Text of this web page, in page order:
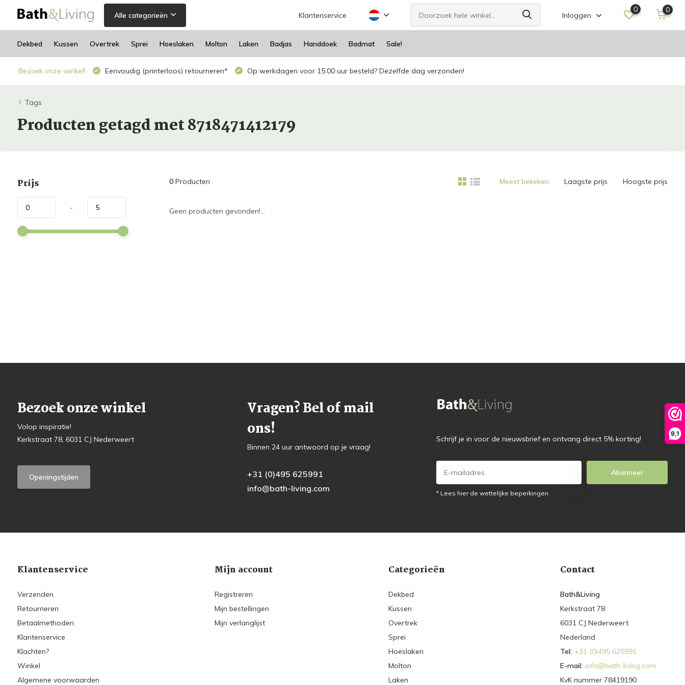
9,1
Alle categorieën Klantenservice Inloggen
0 0
Dekbed Kussen Overtrek Sprei Hoeslaken Molton Laken Badjas Handdoek Badmat Sale!
Bezoek onze winkel! Eenvoudig (printerloos) retourneren* Op werkdagen voor 15.00 uur besteld? Dezelfde dag verzonden!
Tags
Producten getagd met 8718471412179
Prijs
-
0Producten Meest bekeken Laagste prijs Hoogste prijs
Geen producten gevonden!...
Bezoek onze winkel
Volop inspiratie!
Kerkstraat 78, 6031 CJ Nederweert
Openingstijden
Vragen? Bel of mail
ons!
Binnen 24 uur antwoord op je vraag!
+31 (0)495 625991
info@bath-living.com
Schrijf je in voor de nieuwsbrief en ontvang direct 5% korting!
Abonneer
* Lees hier de wettelijke beperkingen
Klantenservice
Verzenden
Retourneren
Betaalmethoden
Klantenservice
Klachten?
Winkel
Algemene voorwaarden
Mijn account
Registreren
Mijn bestellingen
Mijn verlanglijst
Categorieën
Dekbed
Kussen
Overtrek
Sprei
Hoeslaken
Molton
Laken
Contact
Bath&Living
Kerkstraat 78
6031 CJ Nederweert
Nederland
Tel: +31 (0)495 625991
E-mail: info@bath-living.com
KvK nummer 78419190